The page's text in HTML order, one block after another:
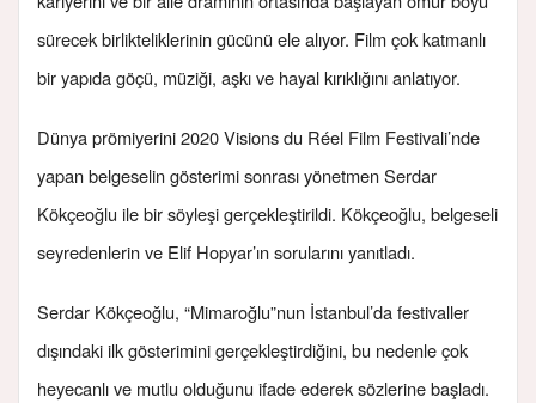
sürecek birlikteliklerinin gücünü ele alıyor. Film çok katmanlı
bir yapıda göçü, müziği, aşkı ve hayal kırıklığını anlatıyor.
Dünya prömiyerini 2020 Visions du Réel Film Festivali’nde
yapan belgeselin gösterimi sonrası yönetmen Serdar
Kökçeoğlu ile bir söyleşi gerçekleştirildi. Kökçeoğlu, belgeseli
seyredenlerin ve Elif Hopyar’ın sorularını yanıtladı.
Serdar Kökçeoğlu, “Mimaroğlu”nun İstanbul’da festivaller
dışındaki ilk gösterimini gerçekleştirdiğini, bu nedenle çok
heyecanlı ve mutlu olduğunu ifade ederek sözlerine başladı.